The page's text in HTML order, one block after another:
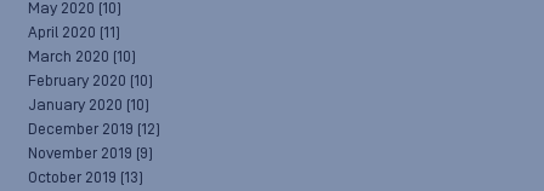
May 2020 (10)
April 2020 (11)
March 2020 (10)
February 2020 (10)
January 2020 (10)
December 2019 (12)
November 2019 (9)
October 2019 (13)